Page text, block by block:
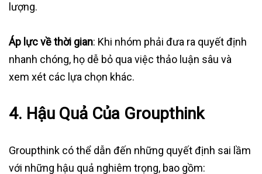
lượng.
Áp lực về thời gian: Khi nhóm phải đưa ra quyết định
nhanh chóng, họ dễ bỏ qua việc thảo luận sâu và
xem xét các lựa chọn khác.
4. Hậu Quả Của Groupthink
Groupthink có thể dẫn đến những quyết định sai lầm
với những hậu quả nghiêm trọng, bao gồm: